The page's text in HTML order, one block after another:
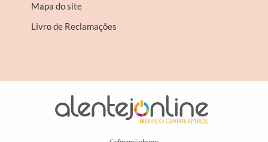
Mapa do site
Livro de Reclamações